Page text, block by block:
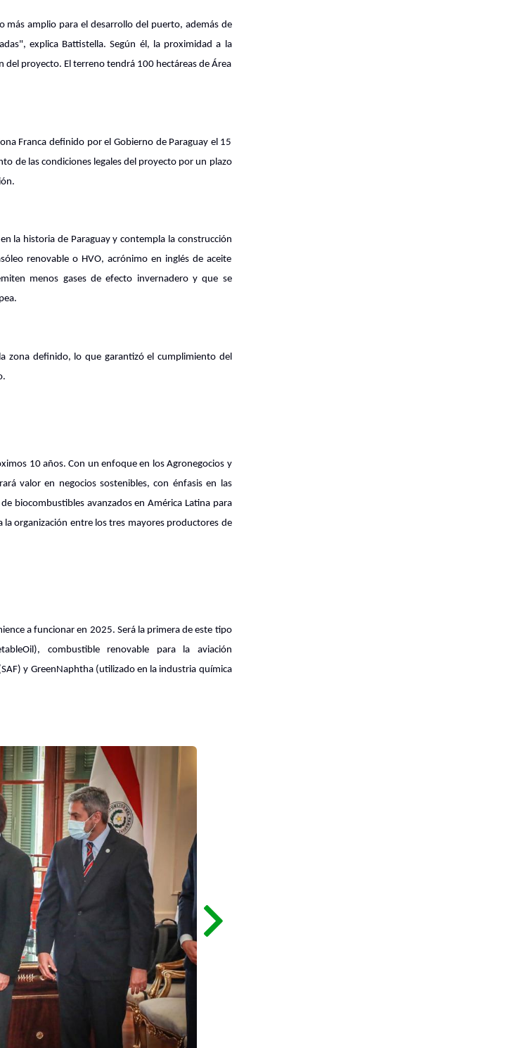
amplio para el desarrollo del puerto, además de
explica Battistella. Según él, la proximidad a la
del proyecto. El terreno tendrá 100 hectáreas de Área
Franca definido por el Gobierno de Paraguay el 15
de las condiciones legales del proyecto por un plazo
la historia de Paraguay y contempla la construcción
renovable o HVO, acrónimo en inglés de aceite
menos gases de efecto invernadero y que se
zona definido, lo que garantizó el cumplimiento del
10 años. Con un enfoque en los Agronegocios y
valor en negocios sostenibles, con énfasis en las
biocombustibles avanzados en América Latina para
organización entre los tres mayores productores de
a funcionar en 2025. Será la primera de este tipo
combustible renovable para la aviación
y GreenNaphtha (utilizado en la industria química